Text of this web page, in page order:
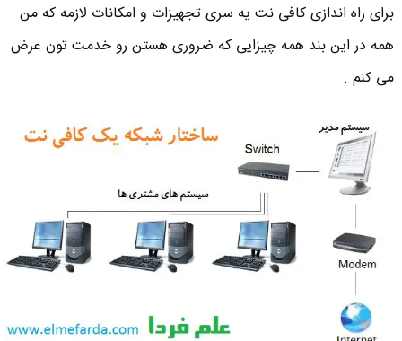
برای راه اندازی کافی نت یه سری تجهیزات و امکانات لازمه که من
همه در این بند همه چیزایی که ضروری هستن رو خدمت تون عرض
می کنم .